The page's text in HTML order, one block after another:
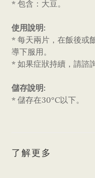
* 包含：大豆。
使用說明:
* 每天兩片，在飯後或
導下服用。
* 如果症狀持續，請諮
儲存說明:
* 儲存在30°C以下。
了解更多